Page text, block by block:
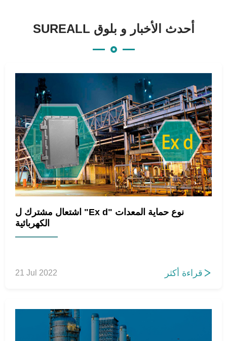
SUREALL أحدث الأخبار و بلوق
اشتعال مشترك ل "Ex d" نوع حماية المعدات
الكهربائية
21 Jul 2022 قراءة أكثر 